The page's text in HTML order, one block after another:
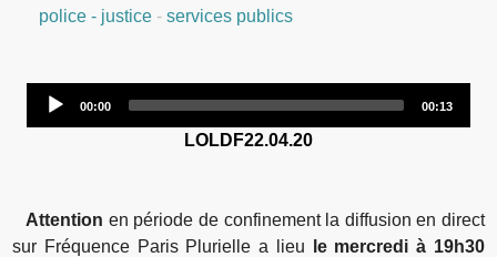
police - justice -services publics
00:00 00:13
LOLDF22.04.20
Attention en période de confinement la diffusion en direct
sur Fréquence Paris Plurielle a lieu
le mercredi à 19h30